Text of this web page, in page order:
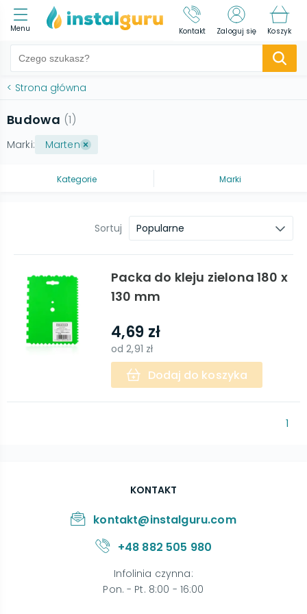
Menu Kontakt Zaloguj się Koszyk
< Strona główna
Budowa (1)
Marki: Marten
Kategorie Marki
Sortuj Popularne
Packa do kleju zielona 180 x
130 mm
4,69 zł
od2,91 zł
Dodaj do koszyka
1
KONTAKT
kontakt@instalguru.com
+48 882 505 980
Infolinia czynna:
Pon. - Pt. 8:00 - 16:00